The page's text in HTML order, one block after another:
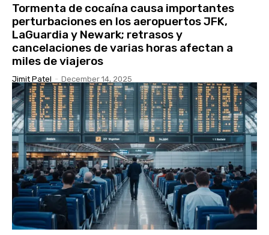
Tormenta de cocaína causa importantes
perturbaciones en los aeropuertos JFK,
LaGuardia y Newark; retrasos y
cancelaciones de varias horas afectan a
miles de viajeros
Jimit Patel - December 14, 2025